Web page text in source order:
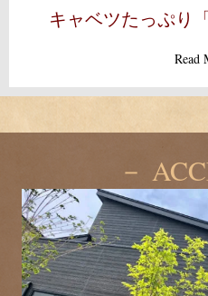
キャベツたっぷり
Read
－